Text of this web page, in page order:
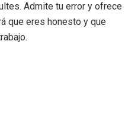
Admite tu error y ofrece
que eres honesto y que